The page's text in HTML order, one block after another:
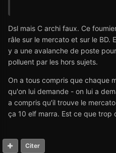
Dsl mais C archi faux. Ce
râle sur le mercato et sur le BD.
y a une avalanche de poste
polluent par les hors sujets.
On a tous compris que chaque
qu'on lui demande - on lui a
a compris qu'il trouve le
ça 10 elf marra. Est ce que trop
Citer